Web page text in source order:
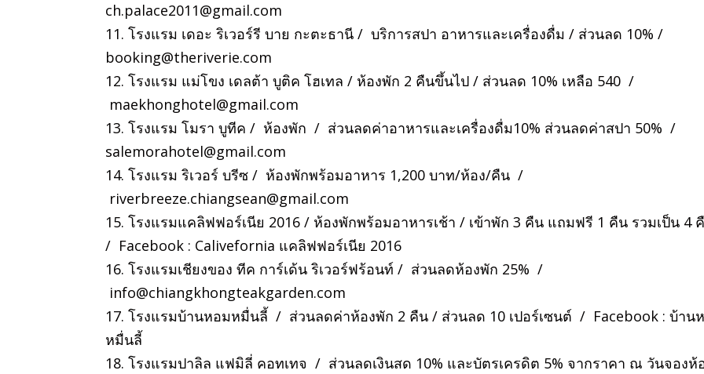
ch.palace2011@gmail.com
11. โรงแรม เดอะ ริเวอร์รี บาย กะตะธานี / บริการสปา อาหารและเครื่องดื่ม / ส่วนลด 10% /
booking@theriverie.com
12. โรงแรม แม่โขง เดลต้า บูติค โฮเทล / ห้องพัก 2 คืนขึ้นไป / ส่วนลด 10% เหลือ 540 /
maekhonghotel@gmail.com
13. โรงแรม โมรา บูทีค / ห้องพัก / ส่วนลดค่าอาหารและเครื่องดื่ม10% ส่วนลดค่าสปา 50% /
salemorahotel@gmail.com
14. โรงแรม ริเวอร์ บรีซ / ห้องพักพร้อมอาหาร 1,200 บาท/ห้อง/คืน /
riverbreeze.chiangsean@gmail.com
15. โรงแรมแคลิฟฟอร์เนีย 2016 / ห้องพักพร้อมอาหารเช้า / เข้าพัก 3 คืน แถมฟรี 1 คืน รวมเป็น 4
/ Facebook : Calivefornia แคลิฟฟอร์เนีย 2016
16. โรงแรมเชียงของ ทีค การ์เด้น ริเวอร์ฟร้อนท์ / ส่วนลดห้องพัก 25% /
info@chiangkhongteakgarden.com
17. โรงแรมบ้านหอมหมื่นลี้ / ส่วนลดค่าห้องพัก 2 คืน / ส่วนลด 10 เปอร์เซนต์ / Facebook : บ้าน
หมื่นลี้
18. โรงแรมปาลิล แฟมิลี่ คอทเทจ / ส่วนลดเงินสด 10% และบัตรเครดิต 5% จากราคา ณ วันจองห้